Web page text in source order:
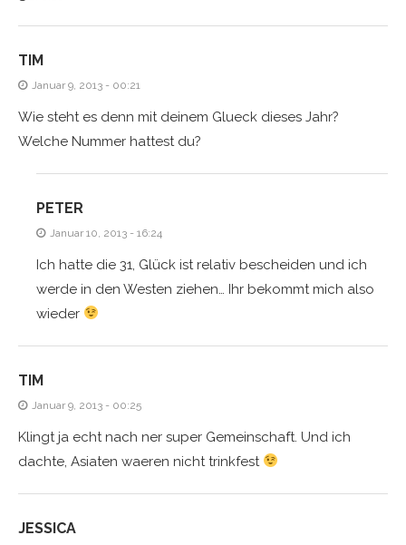
TIM
Januar 9, 2013 - 00:21
Wie steht es denn mit deinem Glueck dieses Jahr?
Welche Nummer hattest du?
PETER
Januar 10, 2013 - 16:24
Ich hatte die 31, Glück ist relativ bescheiden und ich
werde in den Westen ziehen… Ihr bekommt mich also
wieder
TIM
Januar 9, 2013 - 00:25
Klingt ja echt nach ner super Gemeinschaft. Und ich
dachte, Asiaten waeren nicht trinkfest
JESSICA